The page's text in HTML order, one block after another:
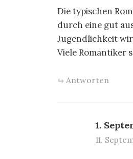
Die typischen
durch eine gut
Jugendlichkeit
Viele Romantiker
Antworten
1.
11.